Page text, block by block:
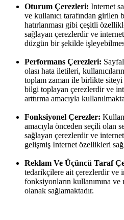
Oturum Çerezleri: Internet
ve kullanıcı tarafından girilen
hatırlanması gibi çeşitli
sağlayan çerezlerdir ve
düzgün bir şekilde
Performans Çerezleri:
olası hata iletileri,
toplam zaman ile birlikte siteyi
bilgi toplayan çerezlerdir ve
arttırma amacıyla
Fonksiyonel Çerezler:
amacıyla önceden seçili olan
sağlayan çerezlerdir ve
gelişmiş Internet özellikleri
Reklam Ve Üçüncü Taraf
tedarikçilere ait çerezlerdir ve
fonksiyonların kullanımına ve
olanak sağlamaktadır.